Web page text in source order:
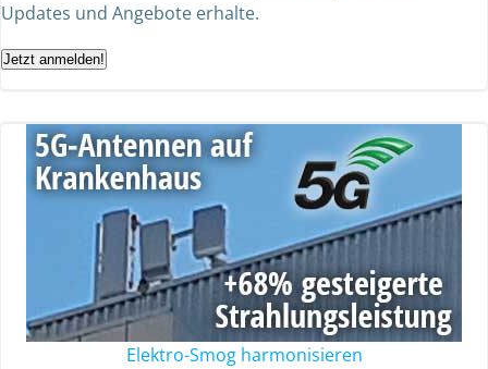
Updates und Angebote erhalte.
Jetzt anmelden!
Elektro-Smog harmonisieren